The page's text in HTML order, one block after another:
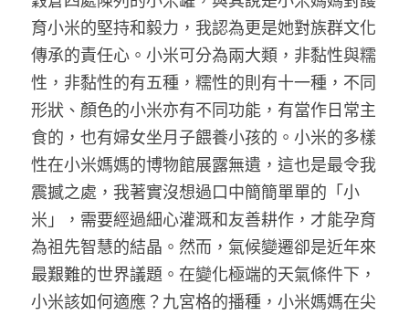
育小米的堅持和毅力，我認為更是她對族群文化
傳承的責任心。小米可分為兩大類，非黏性與糯
性，非黏性的有五種，糯性的則有十一種，不同
形狀、顏色的小米亦有不同功能，有當作日常主
食的，也有婦女坐月子餵養小孩的。小米的多樣
性在小米媽媽的博物館展露無遺，這也是最令我
震撼之處，我著實沒想過口中簡簡單單的「小
米」，需要經過細心灌溉和友善耕作，才能孕育
為祖先智慧的結晶。然而，氣候變遷卻是近年來
最艱難的世界議題。在變化極端的天氣條件下，
小米該如何適應？九宮格的播種，小米媽媽在尖